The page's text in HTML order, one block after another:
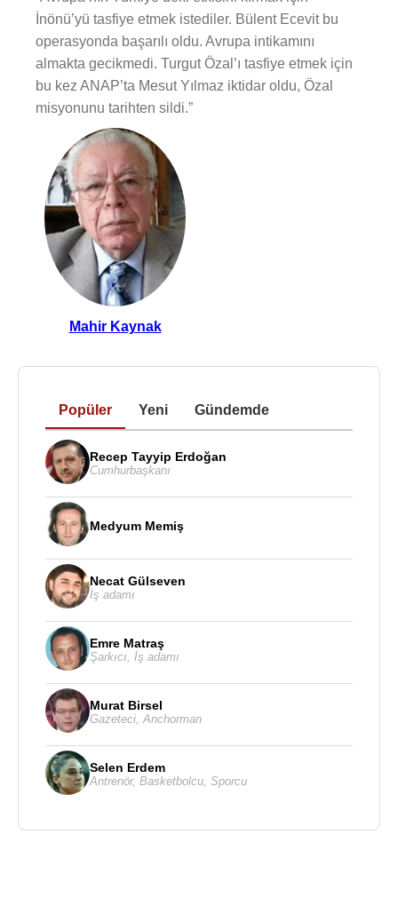
İnönü’yü tasfiye etmek istediler. Bülent Ecevit bu
operasyonda başarılı oldu. Avrupa intikamını
almakta gecikmedi. Turgut Özal’ı tasfiye etmek için
bu kez ANAP’ta Mesut Yılmaz iktidar oldu, Özal
misyonunu tarihten sildi.”
Mahir Kaynak
Popüler Yeni Gündemde
Recep Tayyip Erdoğan
Cumhurbaşkanı
Medyum Memiş
Necat Gülseven
İş adamı
Emre Matraş
Şarkıcı, İş adamı
Murat Birsel
Gazeteci,Anchorman
Selen Erdem
Antrenör, Basketbolcu, Sporcu